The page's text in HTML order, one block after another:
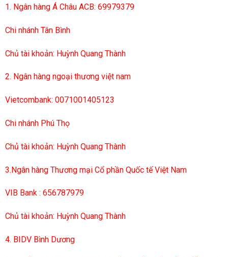
1. Ngân hàng Á Châu ACB: 69979379
Chi nhánh Tân Bình
Chủ tài khoản: Huỳnh Quang Thành
2. Ngân hàng ngoại thương việt nam
Vietcombank: 0071001405123
Chi nhánh Phú Thọ
Chủ tài khoản: Huỳnh Quang Thành
3.Ngân hàng Thương mại Cổ phần Quốc tế Việt Nam
VIB Bank : 656787979
Chủ tài khoản: Huỳnh Quang Thành
4. BIDV Bình Dương